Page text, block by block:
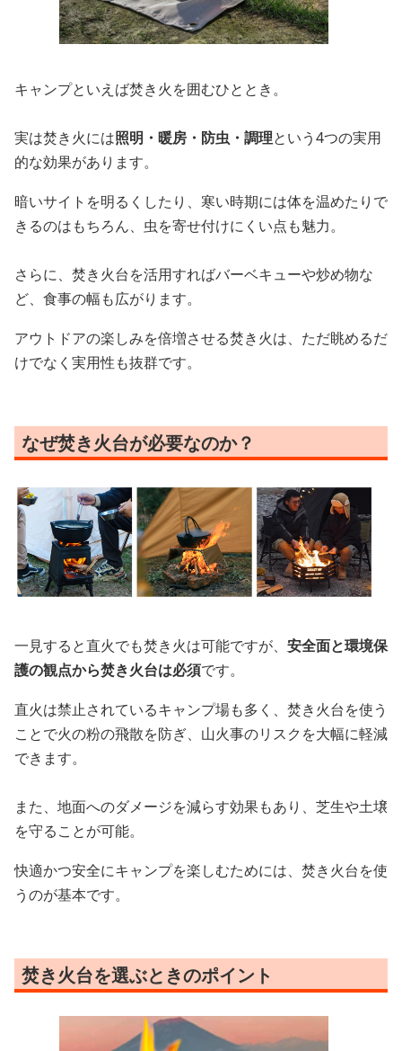
キャンプといえば焚き火を囲むひととき。
実は焚き火には照明・暖房・防虫・調理という4つの実用
的な効果があります。
暗いサイトを明るくしたり、寒い時期には体を温めたりで
きるのはもちろん、虫を寄せ付けにくい点も魅力。
さらに、焚き火台を活用すればバーベキューや炒め物な
ど、食事の幅も広がります。
アウトドアの楽しみを倍増させる焚き火は、ただ眺めるだ
けでなく実用性も抜群です。
なぜ焚き火台が必要なのか？
一見すると直火でも焚き火は可能ですが、 安全面と環境保
護の観点から焚き火台は必須です。
直火は禁止されているキャンプ場も多く、焚き火台を使う
ことで火の粉の飛散を防ぎ、山火事のリスクを大幅に軽減
できます。
また、地面へのダメージを減らす効果もあり、芝生や土壌
を守ることが可能。
快適かつ安全にキャンプを楽しむためには、焚き火台を使
うのが基本です。
焚き火台を選ぶときのポイント